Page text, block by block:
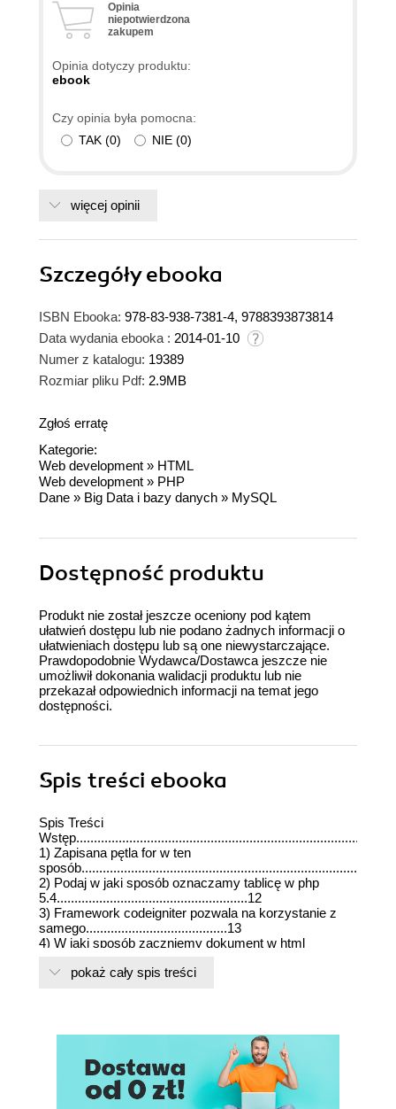
Opinia
niepotwierdzona
zakupem
Opinia dotyczy produktu:
ebook
Czy opinia była pomocna:
TAK (0) NIE (0)
więcej opinii
Szczegółyebooka
ISBN Ebooka: 978-83-938-7381-4, 9788393873814
Data wydania ebooka : 2014-01-10
Numer z katalogu: 19389
Rozmiar pliku Pdf: 2.9MB
Zgłoś erratę
Kategorie:
Web development » HTML
Web development » PHP
Dane » Big Data i bazy danych » MySQL
Dostępność produktu
Produkt nie został jeszcze oceniony pod kątem
ułatwień dostępu lub nie podano żadnych informacji o
ułatwieniach dostępu lub są one niewystarczające.
Prawdopodobnie Wydawca/Dostawca jeszcze nie
umożliwił dokonania walidacji produktu lub nie
przekazał odpowiednich informacji na temat jego
dostępności.
Spis treści ebooka
Spis Treści
1) Zapisana pętla for w ten
sposób.....................................................................................12
2) Podaj w jaki sposób oznaczamy tablicę w php
5.4......................................................12
3) Framework codeigniter pozwala na korzystanie z
samego........................................13
4) W jaki sposób zaczniemy dokument w html
5) Proszę posortować poniższą tablicę po
7) Do czego służy biblioteka PDO w PHP…....
…..............................................................15
8) Jaką wartość zwróci funkcja obsługująca
sieci...........................................................15
gethostbyaddr($_SERVER['REMOTE_ADDR'])
pokaż cały spis treści